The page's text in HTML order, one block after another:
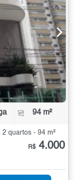
94 m²
quartos - 94 m²
R$ 4.000